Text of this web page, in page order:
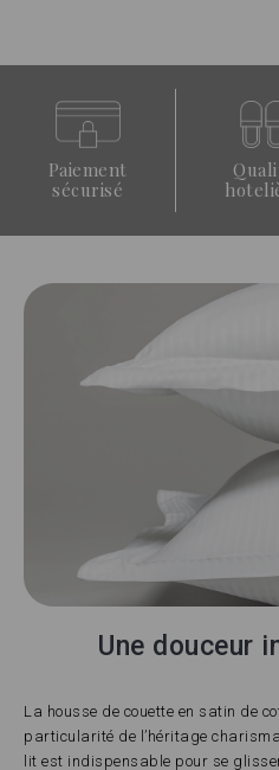
Paiement
sécurisé
Une douceur
La housse de couette en satin de
particularité de l’héritage
lit est indispensable pour se